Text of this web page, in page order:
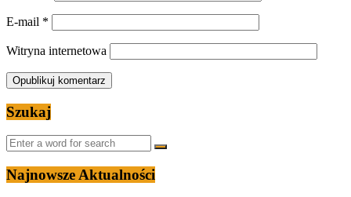
E-mail *
Witryna internetowa
Szukaj
Najnowsze Aktualności